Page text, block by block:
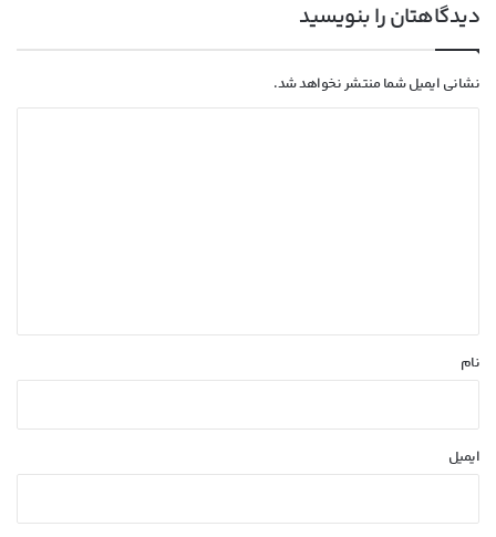
ام‌اس‌آی با خنک‌کننده حرارتی الماس و فیوزهای
هوشمند به استقبال نسل بعدی کارت‌های
گرافیک انویدیا رفت
دیدگاهتان را بنویسید
نشانی ایمیل شما منتشر نخواهد شد.
نام
ایمیل